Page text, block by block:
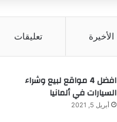
الأخيرة تعليقات
افضل 4 مواقع لبيع وشراء
السيارات في ألمانيا
أبريل 5, 2021